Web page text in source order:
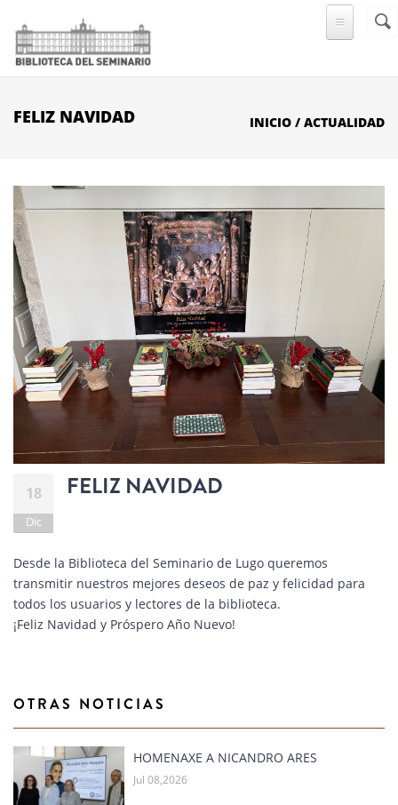
FELIZ NAVIDAD INICIO
18
Dic
FELIZ NAVIDAD
Desde la Biblioteca del Seminario de Lugo queremos
transmitir nuestros mejores deseos de paz y felicidad para
todos los usuarios y lectores de la biblioteca.
¡Feliz Navidad y Próspero Año Nuevo!
OTRAS NOTICIAS
HOMENAXE A NICANDRO ARES
Jul 08,2026